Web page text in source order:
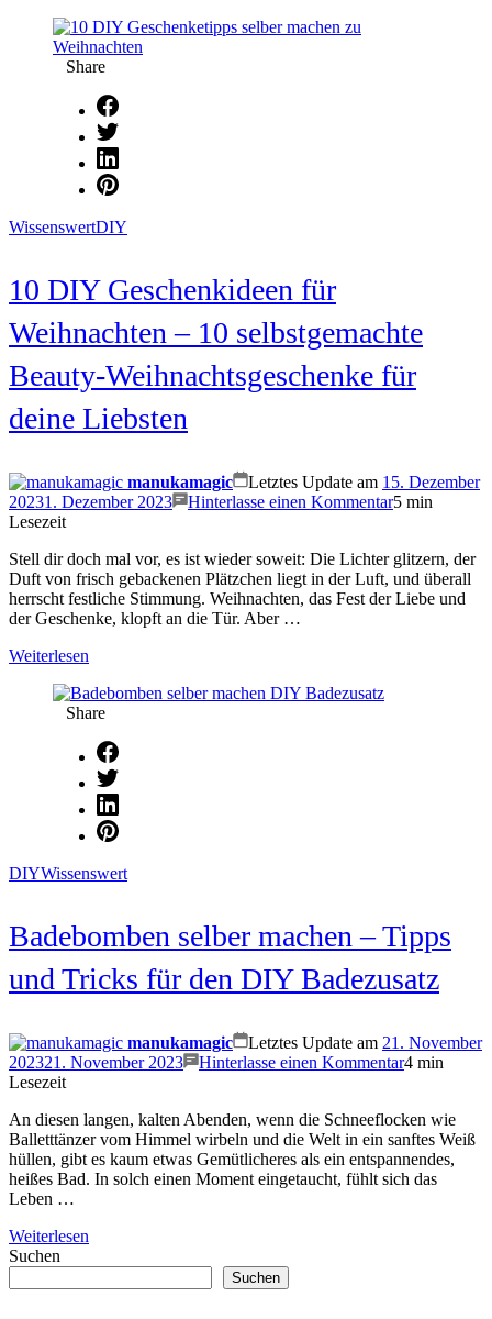
Küchenresten
Share
WissenswertDIY
10 DIY Geschenkideen für
Weihnachten – 10 selbstgemachte
Beauty-Weihnachtsgeschenke für
deine Liebsten
manukamagic Letztes Update am 15. Dezember
20231. Dezember 2023 Hinterlasse einen Kommentaron
für
Weihnachten
5 min
Lesezeit
Stell dir doch mal vor, es ist wieder soweit: Die Lichter glitzern, der
Duft von frisch gebackenen Plätzchen liegt in der Luft, und überall
herrscht festliche Stimmung. Weihnachten, das Fest der Liebe und
der Geschenke, klopft an die Tür. Aber …
Weiterlesen
Share
DIYWissenswert
Badebomben selber machen – Tipps
und Tricks für den DIY Badezusatz
manukamagic Letztes Update am 21. November
202321. November 2023 Hinterlasse einen Kommentaron
machen
–
Tipps
und
4 min
Lesezeit
An diesen langen, kalten Abenden, wenn die Schneeflocken wie
Balletttänzer vom Himmel wirbeln und die Welt in ein sanftes Weiß
hüllen, gibt es kaum etwas Gemütlicheres als ein entspannendes,
heißes Bad. In solch einen Moment eingetaucht, fühlt sich das
Leben …
Weiterlesen
Suchen
Suchen